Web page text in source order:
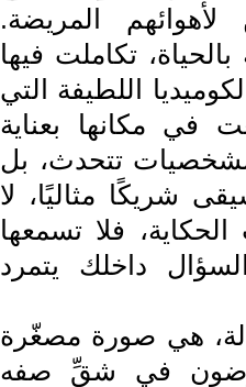
لأهوائهم المريضة.
تكاملت فيها
اللطيفة التي
في مكانها بعناية
تتحدث، بل
شريكًا مثاليًا، لا
فلا تسمعها
داخلك يتمرد
هي صورة مصغّرة
في شقِّ صفه